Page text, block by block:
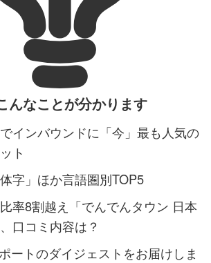
んなことが分かります
インバウンドに「今」最も人気の
ト
字」ほか言語圏別TOP5
率8割越え「でんでんタウン 日本
口コミ内容は？
ートのダイジェストをお届けしま